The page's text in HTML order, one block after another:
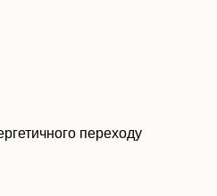
переходу